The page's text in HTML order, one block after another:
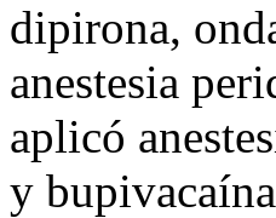
dipirona,
anestesia
aplicó
y